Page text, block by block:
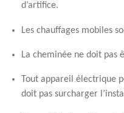
d’artifice.
Les chauffages mobiles
La cheminée ne doit pas
Tout appareil électrique
doit pas surcharger